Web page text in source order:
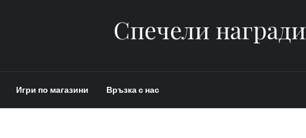
Спечели награди
Игри по магазини Връзка с нас